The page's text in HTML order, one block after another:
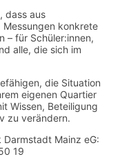
dass aus
konkrete
– für Schüler:innen,
alle, die sich im
die Situation
eigenen Quartier
Wissen, Beteiligung
zu verändern.
Darmstadt Mainz eG:
19